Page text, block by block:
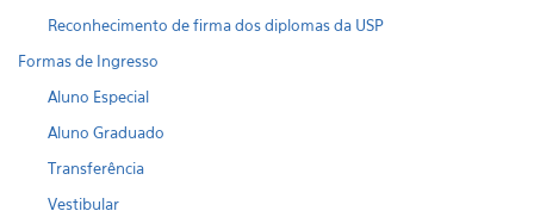
Reconhecimento de firma dos diplomas da USP
Formas de Ingresso
Aluno Especial
Aluno Graduado
Transferência
Vestibular